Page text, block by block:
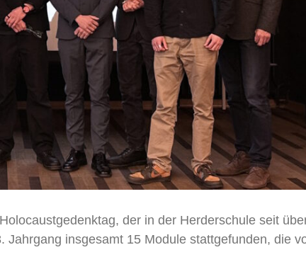
der in der Herderschule seit
insgesamt 15 Module stattgefunden, die